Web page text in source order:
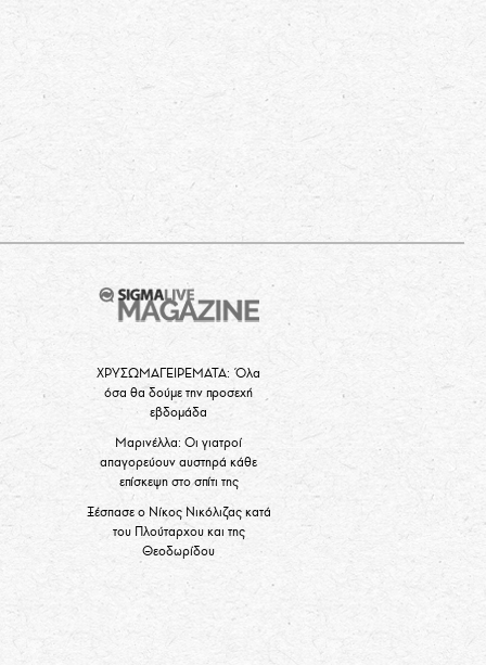
ΧΡΥΣΩΜΑΓΕΙΡΕΜΑΤΑ: Όλα
όσα θα δούμε την προσεχή
εβδομάδα
Μαρινέλλα: Οι γιατροί
απαγορεύουν αυστηρά κάθε
επίσκεψη στο σπίτι της
Ξέσπασε ο Νίκος Νικόλιζας κατά
του Πλούταρχου και της
Θεοδωρίδου